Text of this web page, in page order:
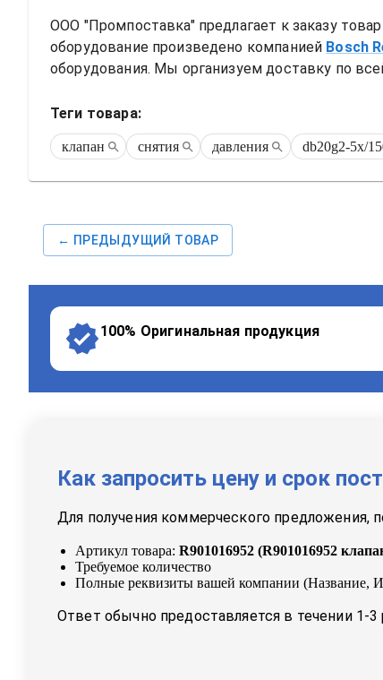
ООО "Промпоставка" предлагает к заказу товар
оборудование произведено компанией Bosch
оборудования. Мы организуем доставку по
Теги товара:
клапан снятия давления db20g2-5x/
← ПРЕДЫДУЩИЙ ТОВАР
100% Оригинальная продукция
Как запросить цену и срок
Для получения коммерческого предложения,
Артикул товара: R901016952 (R901016952
Требуемое количество
Полные реквизиты вашей компании (Название,
Ответ обычно предоставляется в течении 1-3